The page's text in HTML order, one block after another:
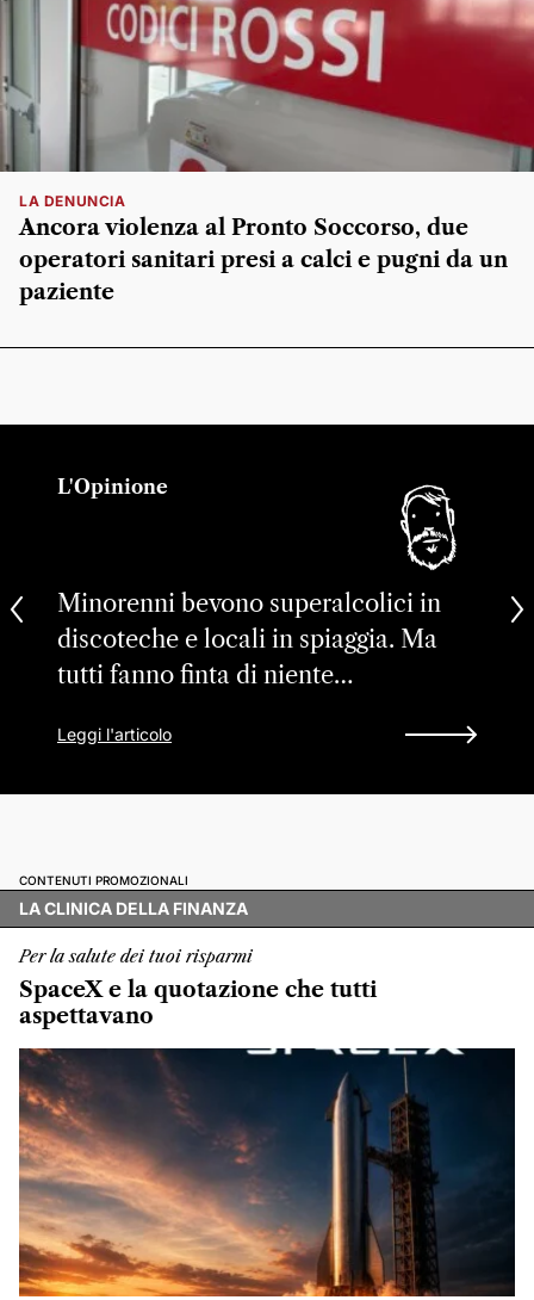
LA DENUNCIA
Ancora violenza al Pronto Soccorso, due
operatori sanitari presi a calci e pugni da un
paziente
L'Opinione
Minorenni bevono superalcolici in
discoteche e locali in spiaggia. Ma
tutti fanno finta di niente…
Leggi l'articolo
CONTENUTI PROMOZIONALI
LA CLINICA DELLA FINANZA
Per la salute dei tuoi risparmi
SpaceX e la quotazione che tutti
aspettavano